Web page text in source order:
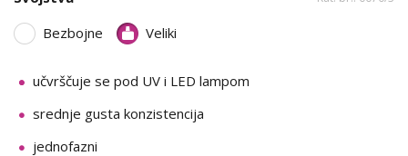
Bezbojne Veliki
učvrščuje se pod UV i LED lampom
srednje gusta konzistencija
jednofazni